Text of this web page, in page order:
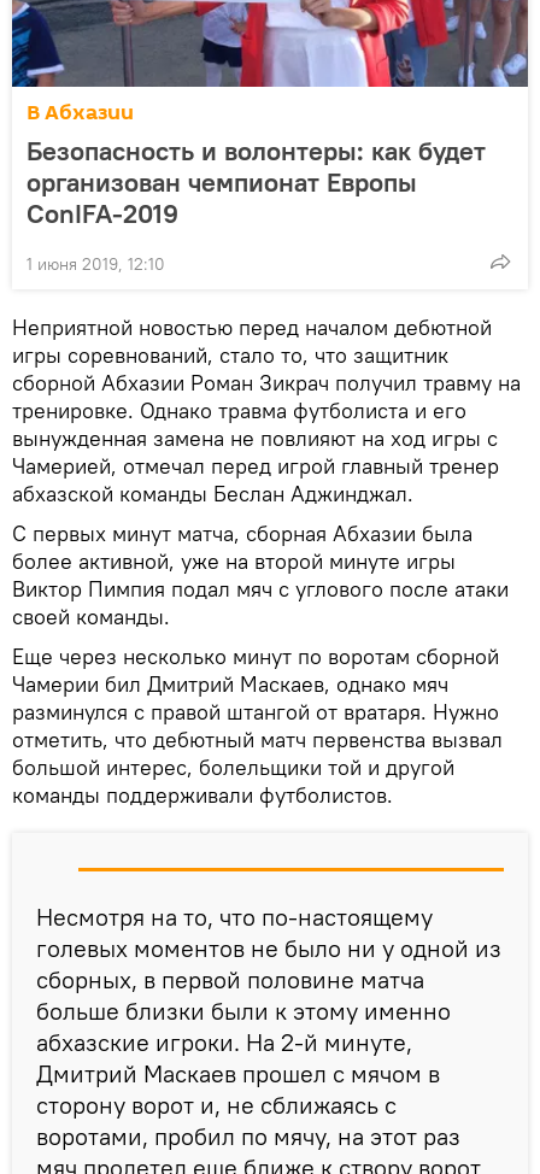
В Абхазии
Безопасность и волонтеры: как будет
организован чемпионат Европы
ConIFA-2019
1 июня 2019, 12:10
Неприятной новостью перед началом дебютной
игры соревнований, стало то, что защитник
сборной Абхазии Роман Зикрач получил травму на
тренировке. Однако травма футболиста и его
вынужденная замена не повлияют на ход игры с
Чамерией, отмечал перед игрой главный тренер
абхазской команды Беслан Аджинджал.
С первых минут матча, сборная Абхазии была
более активной, уже на второй минуте игры
Виктор Пимпия подал мяч с углового после атаки
своей команды.
Еще через несколько минут по воротам сборной
Чамерии бил Дмитрий Маскаев, однако мяч
разминулся с правой штангой от вратаря. Нужно
отметить, что дебютный матч первенства вызвал
большой интерес, болельщики той и другой
команды поддерживали футболистов.
Несмотря на то, что по-настоящему
голевых моментов не было ни у одной из
сборных, в первой половине матча
больше близки были к этому именно
абхазские игроки. На 2-й минуте,
Дмитрий Маскаев прошел с мячом в
сторону ворот и, не сближаясь с
воротами, пробил по мячу, на этот раз
мяч пролетел еще ближе к створу ворот,